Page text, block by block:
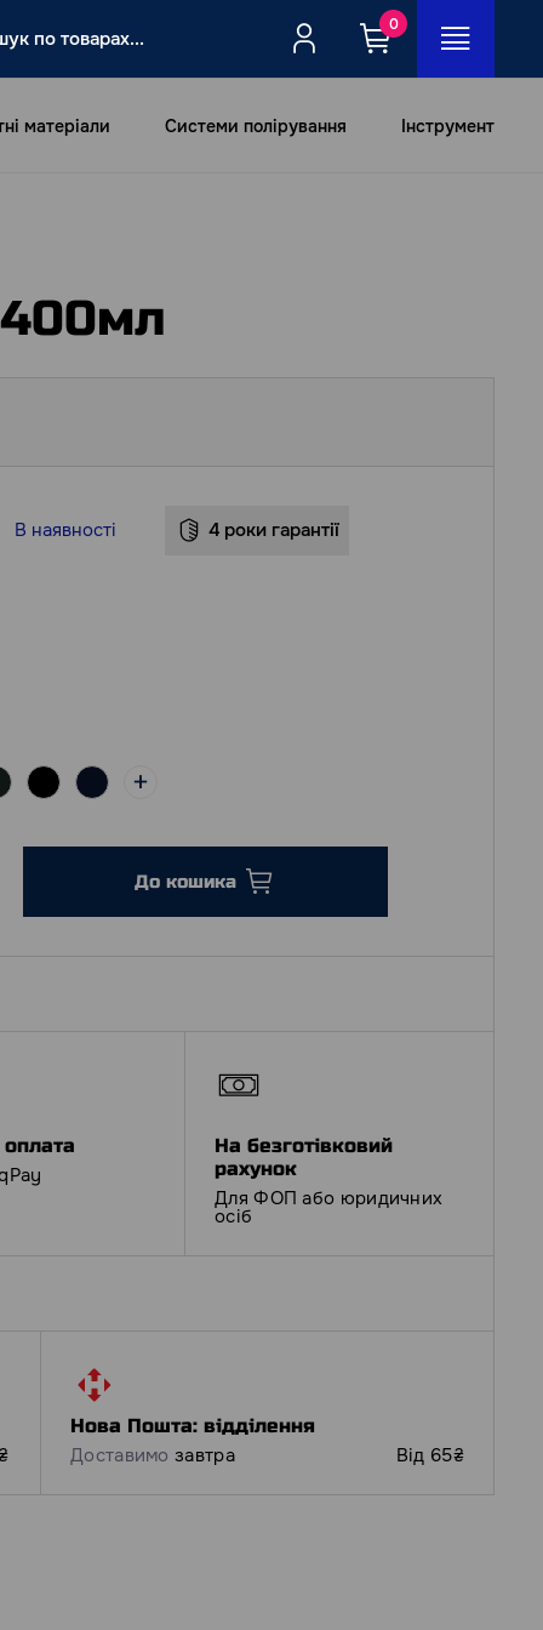
0
матеріали Системи полірування Інструмент
400мл
В наявності 4 роки гарантії
До кошика
На безготівковий
рахунок
Для ФОП або юридичних
осіб
Нова Пошта: відділення
Доставимо завтра Від 65₴